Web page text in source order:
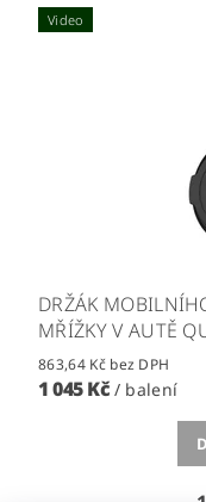
Video
DRŽÁK
MŘÍŽKY V AUTĚ
863,64 Kč bez DPH
1 045 Kč / balení